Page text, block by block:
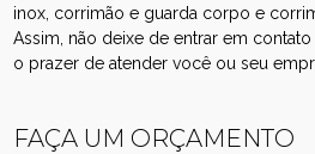
inox, corrimão e guarda corpo e
Assim, não deixe de entrar em
o prazer de atender você ou seu
FAÇA UM ORÇAMENTO